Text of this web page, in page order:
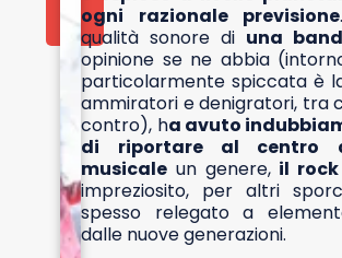
ogni razionale previsione
qualità sonore di una
opinione se ne abbia
particolarmente spiccata è
ammiratori e denigratori, tra
contro), ha avuto
di riportare al centro
musicale un genere, il rock
impreziosito, per altri
spesso relegato a
dalle nuove generazioni.